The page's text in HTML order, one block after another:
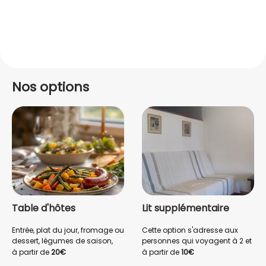
Nos options
Table d'hôtes
Entrée, plat du jour, fromage ou
dessert, légumes de saison,
produits locaux cuisinés
à partir de20€
Lit supplémentaire
Cette option s'adresse aux
personnes qui voyagent à 2 et
qui souhaitent dormir dans
à partir de10€